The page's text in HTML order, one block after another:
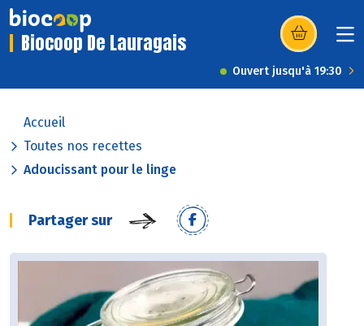
Biocoop De Lauragais (s’ouvre dans
Ouvert jusqu'à 19:30
Accueil
Toutes nos recettes
Adoucissant pour le linge
Partager sur